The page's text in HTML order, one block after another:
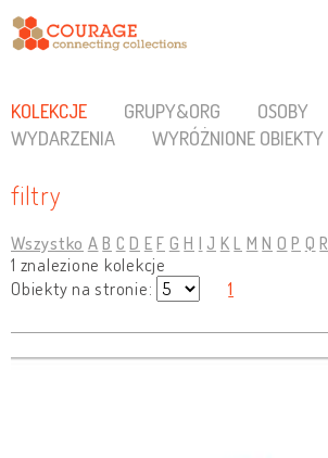
KOLEKCJE GRUPY&ORG
OSOBY
WYDARZENIA
WYRÓŻNIONE OBIEKTY
filtry
Wszystko A B C D E F G H I J K L M N O P Q R
1 znalezione kolekcje
Obiekty na stronie:
1